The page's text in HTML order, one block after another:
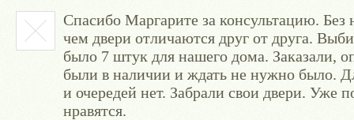
Спасибо Маргарите за консультацию.
чем двери отличаются друг от друга.
было 7 штук для нашего дома. Заказали,
были в наличии и ждать не нужно было.
и очередей нет. Забрали свои двери. Уже
нравятся.